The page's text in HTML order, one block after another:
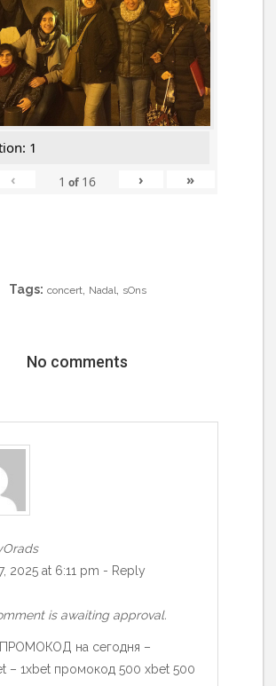
1
‹ 1 of 16 › »
Tags: concert, Nadal sOns
No comments
2025 at 6:11 pm - Reply
is awaiting approval.
ПРОМОКОД на сегодня –
– 1xbet промокод 500 xbet 500